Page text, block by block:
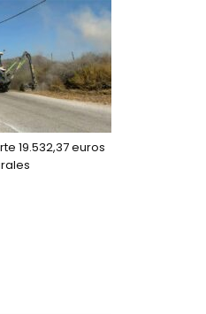
19.532,37 euros